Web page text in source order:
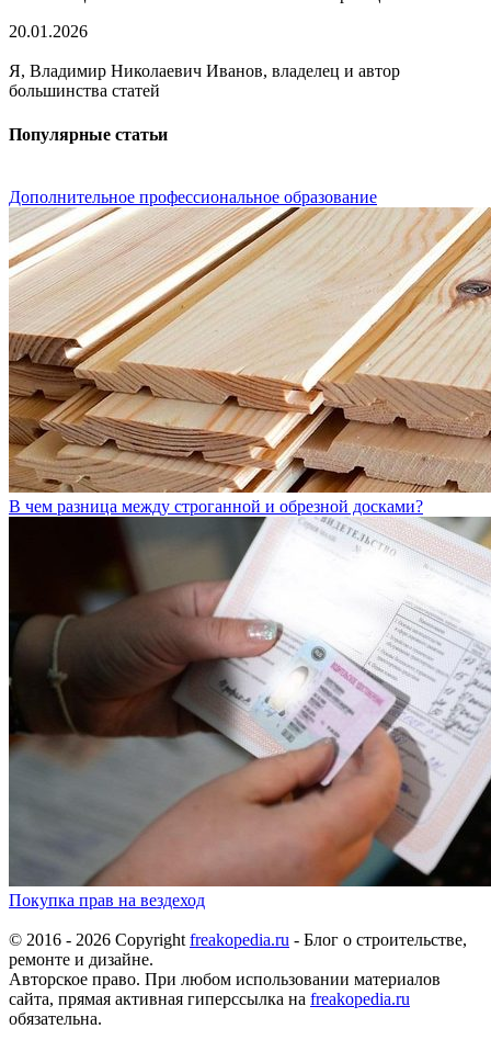
20.01.2026
Я, Владимир Николаевич Иванов, владелец и автор
большинства статей
Популярные статьи
Дополнительное профессиональное образование
В чем разница между строганной и обрезной досками?
Покупка прав на вездеход
© 2016 - 2026 Copyright freakopedia.ru - Блог о строительстве,
ремонте и дизайне.
Авторское право. При любом использовании материалов
сайта, прямая активная гиперссылка на freakopedia.ru
обязательна.